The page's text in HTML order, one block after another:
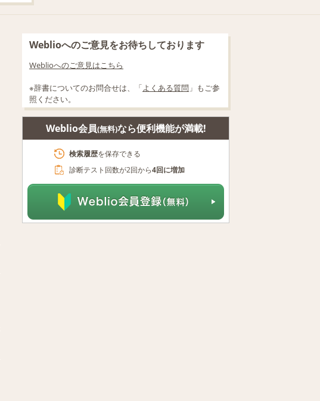
Weblioへのご意見をお待ちしております
Weblioへのご意見はこちら
※辞書についてのお問合せは、「よくある質問 」もご参
照ください。
Weblio会員(無料)なら便利機能が満載!
検索履歴を保存できる
診断テスト回数が2回から4回に増加